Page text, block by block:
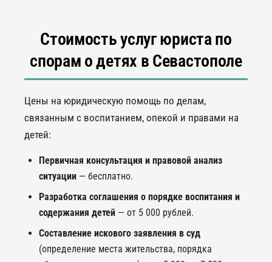
Стоимость услуг юриста по
спорам о детях в Севастополе
Цены на юридическую помощь по делам,
связанным с воспитанием, опекой и правами на
детей:
Первичная консультация и правовой анализ
ситуации— бесплатно.
Разработка соглашения о порядке воспитания и
содержания детей— от 5 000 рублей.
Составление искового заявления в суд
(определение места жительства, порядка